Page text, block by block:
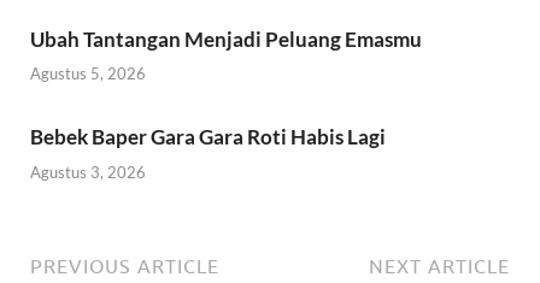
Ubah Tantangan Menjadi Peluang Emasmu
Agustus 5, 2026
Bebek Baper Gara Gara Roti Habis Lagi
Agustus 3, 2026
PREVIOUS ARTICLE NEXT ARTICLE